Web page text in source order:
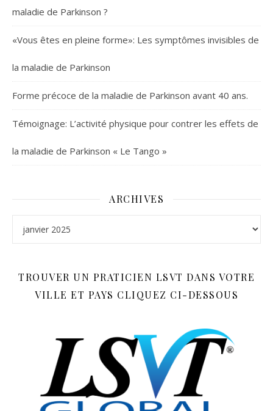
maladie de Parkinson ?
«Vous êtes en pleine forme»: Les symptômes invisibles de
la maladie de Parkinson
Forme précoce de la maladie de Parkinson avant 40 ans.
Témoignage: L’activité physique pour contrer les effets de
la maladie de Parkinson « Le Tango »
ARCHIVES
TROUVER UN PRATICIEN LSVT DANS VOTRE
VILLE ET PAYS CLIQUEZ CI-DESSOUS